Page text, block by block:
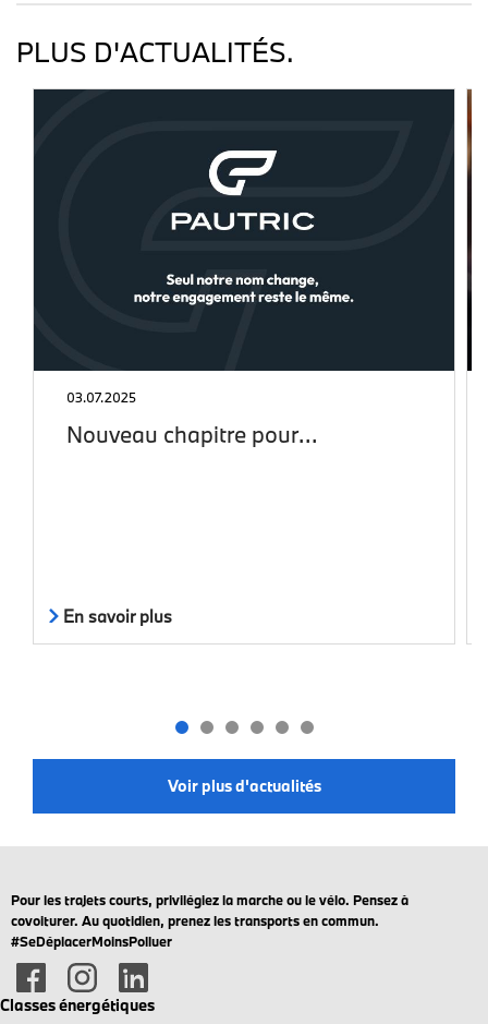
PLUS D'ACTUALITÉS.
03.07.2025
Nouveau chapitre pour…
En savoir plus
Voir plus d'actualités
Pour les trajets courts, privilégiez la marche ou le vélo. Pensez à
covoiturer. Au quotidien, prenez les transports en commun.
#SeDéplacerMoinsPolluer
Classes énergétiques